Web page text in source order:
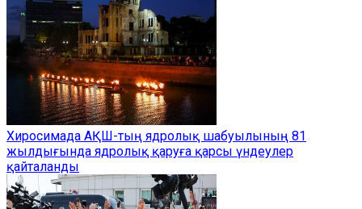
Хиросимада АҚШ-тың ядролық шабуылының 81
жылдығында ядролық қаруға қарсы үндеулер
қайталанды